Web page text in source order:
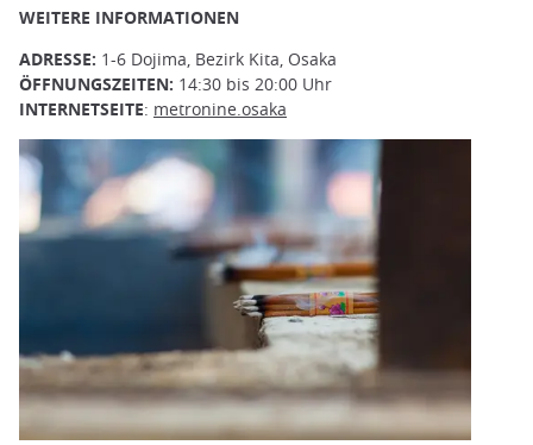
WEITERE INFORMATIONEN
ADRESSE: 1-6 Dojima, Bezirk Kita, Osaka
ÖFFNUNGSZEITEN: 14:30 bis 20:00 Uhr
INTERNETSEITE: metronine.osaka